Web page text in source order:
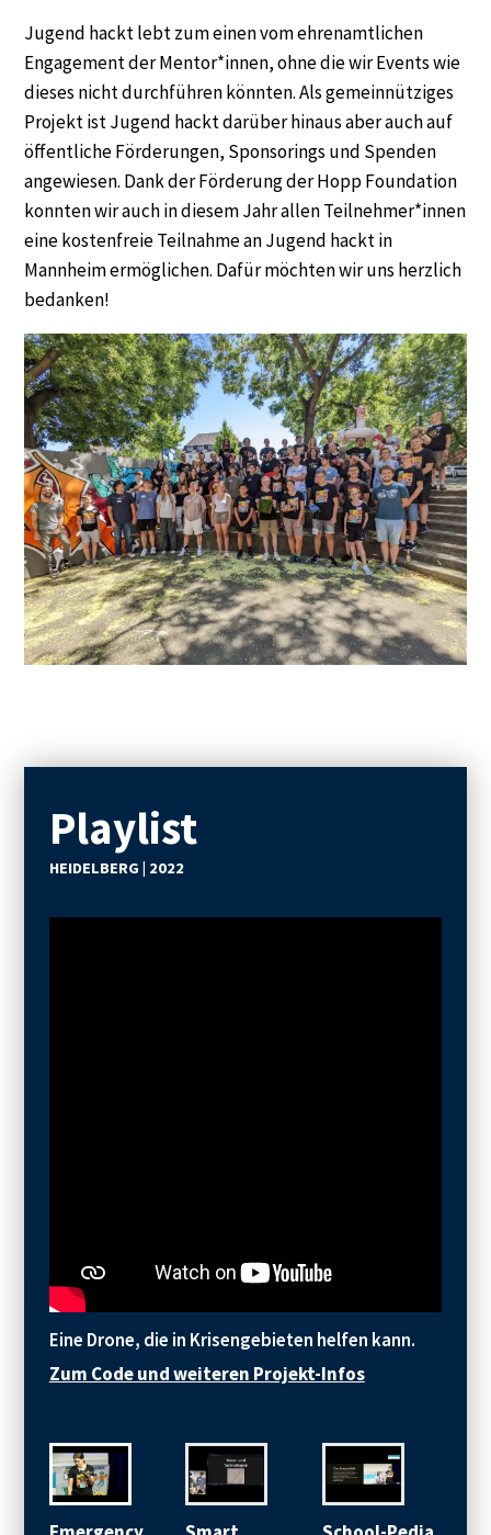
Jugend hackt lebt zum einen vom ehrenamtlichen
Engagement der Mentor*innen, ohne die wir Events wie
dieses nicht durchführen könnten. Als gemeinnütziges
Projekt ist Jugend hackt darüber hinaus aber auch auf
öffentliche Förderungen, Sponsorings und Spenden
angewiesen. Dank der Förderung der Hopp Foundation
konnten wir auch in diesem Jahr allen Teilnehmer*innen
eine kostenfreie Teilnahme an Jugend hackt in
Mannheim ermöglichen. Dafür möchten wir uns herzlich
bedanken!
Playlist
HEIDELBERG | 2022
Eine Drone, die in Krisengebieten helfen kann.
Zum Code und weiteren Projekt-Infos